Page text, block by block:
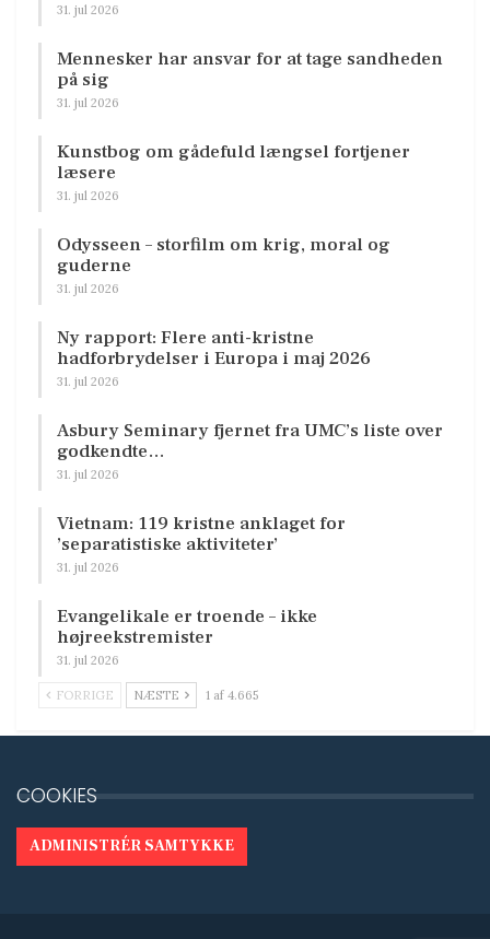
31. jul 2026
Mennesker har ansvar for at tage sandheden
på sig
31. jul 2026
Kunstbog om gådefuld længsel fortjener
læsere
31. jul 2026
Odysseen – storfilm om krig, moral og
guderne
31. jul 2026
Ny rapport: Flere anti-kristne
hadforbrydelser i Europa i maj 2026
31. jul 2026
Asbury Seminary fjernet fra UMC’s liste over
godkendte…
31. jul 2026
Vietnam: 119 kristne anklaget for
’separatistiske aktiviteter’
31. jul 2026
Evangelikale er troende – ikke
højreekstremister
31. jul 2026
FORRIGE NÆSTE 1 af 4.665
COOKIES
ADMINISTRÉR SAMTYKKE